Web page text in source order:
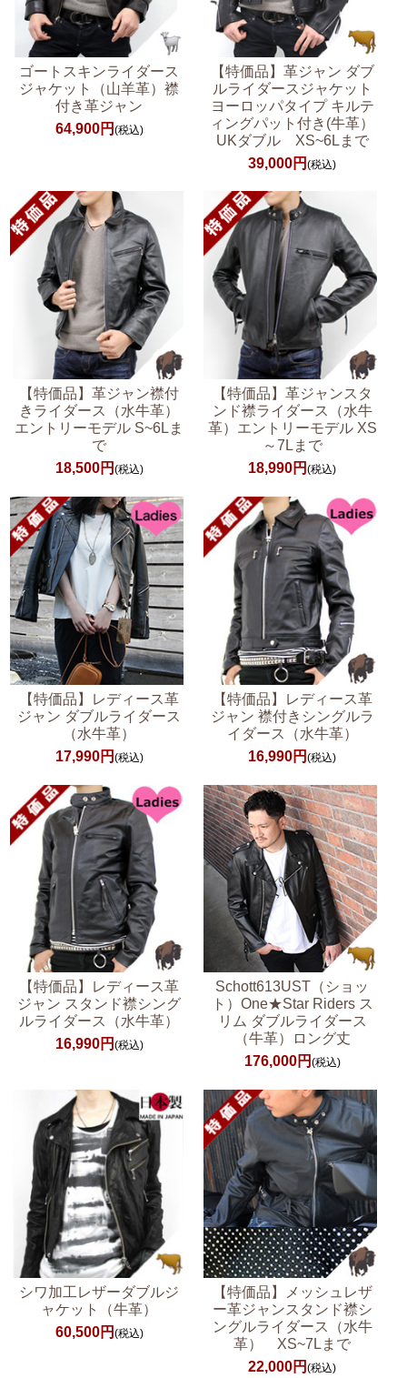
ゴートスキンライダース
ジャケット（山羊革）襟
付き革ジャン
64,900円 (税込)
【特価品】革ジャン ダブ
ルライダースジャケット
ヨーロッパタイプ キルテ
ィングパット付き(牛革）
UKダブル XS~6Lまで
39,000円(税込)
【特価品】革ジャン襟付
きライダース（水牛革）
エントリーモデル S~6Lま
で
18,500円 (税込)
【特価品】革ジャンスタ
ンド襟ライダース（水牛
革）エントリーモデル XS
～7Lまで
18,990円(税込)
【特価品】レディース革
ジャン ダブルライダース
（水牛革）
17,990円 (税込)
【特価品】レディース革
ジャン 襟付きシングルラ
イダース（水牛革）
16,990円(税込)
【特価品】レディース革
ジャン スタンド襟シング
ルライダース（水牛革）
16,990円 (税込)
Schott613UST（ショッ
ト）One★Star Riders ス
リム ダブルライダース
（牛革）ロング丈
176,000円 (税込)
シワ加工レザーダブルジ
ャケット（牛革）
60,500円 (税込)
【特価品】メッシュレザ
ー革ジャンスタンド襟シ
ングルライダース（水牛
革） XS~7Lまで
22,000円(税込)